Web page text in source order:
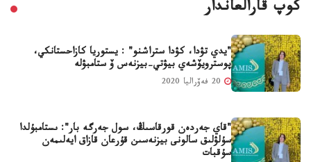
كوپ قارالعاندار
"يدي تۋدا، كۋدا ستراشنو" : يستوريا كازاحستانكي،
پوسترويۆشەي بيۋتي-بيزنەس ۆ ستامبۋلە
"قاي جەردەن قورقاسىڭ، سول جەرگە بار": ىستامبۇلدا
سۇلۋلىق سالونى بيزنەسىن قۇرعان قازاق ايەلىمەن
سۇقبات